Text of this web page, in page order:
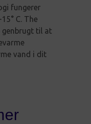
fungerer
C. The
genbrugt til at
vand i dit